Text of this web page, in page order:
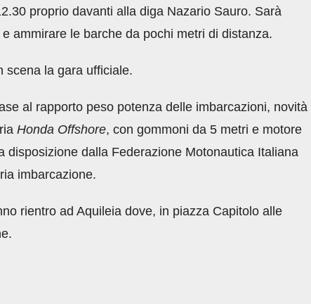
proprio davanti alla diga Nazario Sauro. Sarà
ammirare le barche da pochi metri di distanza.
scena la gara ufficiale.
al rapporto peso potenza delle imbarcazioni, novità
Honda Offshore, con gommoni da 5 metri e motore
disposizione dalla Federazione Motonautica Italiana
imbarcazione.
rientro ad Aquileia dove, in piazza Capitolo alle